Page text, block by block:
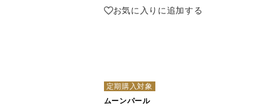
お気に入りに追加する
定期購入対象
ムーンパール